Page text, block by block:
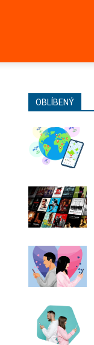
OBLÍBENÝ